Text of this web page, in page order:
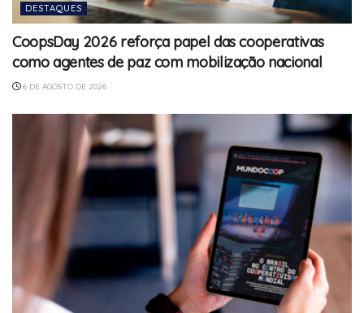
DESTAQUES
CoopsDay 2026 reforça papel das cooperativas
como agentes de paz com mobilização nacional
6 DE AGOSTO DE 2026